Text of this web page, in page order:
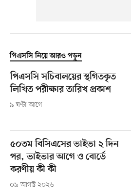
পিএসসি নিয়ে আরও পড়ুন
পিএসসি সচিবালয়ের স্থগিতকৃত
লিখিত পরীক্ষার তারিখ প্রকাশ
৯ ঘণ্টা আগে
৫০তম বিসিএসের ভাইভা ২ দিন
পর, ভাইভার আগে ও বোর্ডে
করণীয় কী কী
০৯ আগস্ট ২০২৬